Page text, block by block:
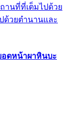
านที่ที่เต็มไปด้วย
ด้วยตำนานและ
อดหน้าผาหินบะ